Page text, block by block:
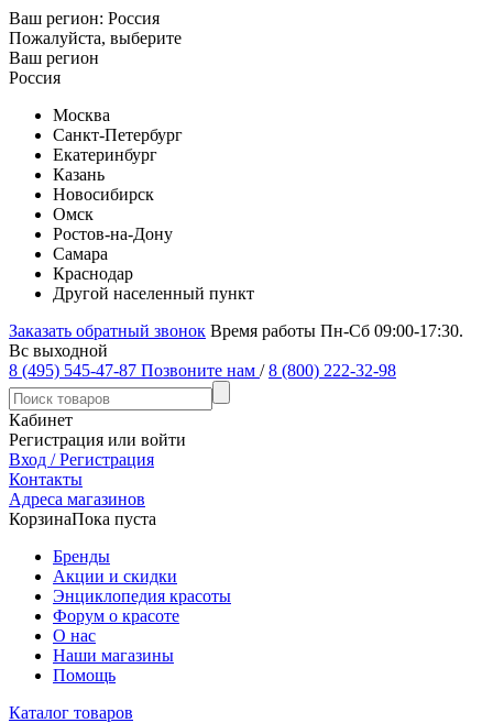
Ваш регион: Россия
Пожалуйста, выберите
Ваш регион
Россия
Москва
Санкт-Петербург
Екатеринбург
Казань
Новосибирск
Омск
Ростов-на-Дону
Самара
Краснодар
Другой населенный пункт
Заказать обратный звонок Время работы Пн-Сб 09:00-17:30.
Вс выходной
8 (495) 545-47-87 Позвоните нам / 8 (800) 222-32-98
Кабинет
Регистрация или войти
Вход / Регистрация
Контакты
Адреса магазинов
КорзинаПока пуста
Бренды
Акции и скидки
Энциклопедия красоты
Форум о красоте
О нас
Наши магазины
Помощь
Каталог товаров